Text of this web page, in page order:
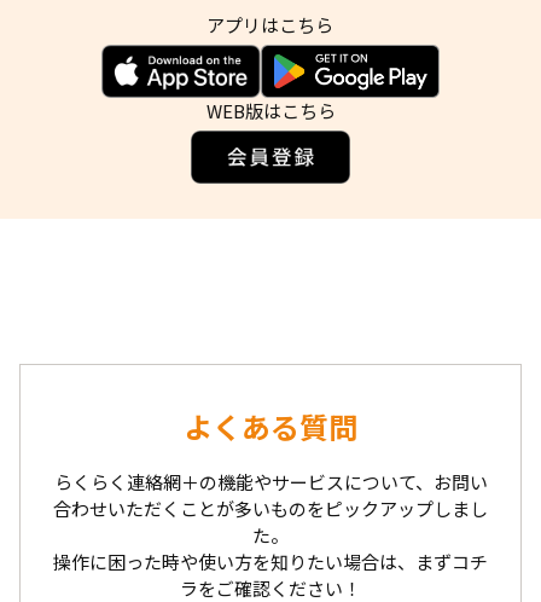
アプリはこちら
WEB版はこちら
よくある質問
らくらく連絡網＋の機能やサービスについて、お問い
合わせいただくことが多いものをピックアップしまし
た。
操作に困った時や使い方を知りたい場合は、まずコチ
ラをご確認ください！